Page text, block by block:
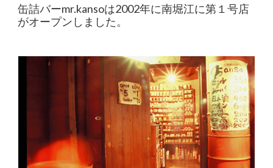
缶詰バーmr.kansoは2002年に南堀江に第１号店
がオープンしました。